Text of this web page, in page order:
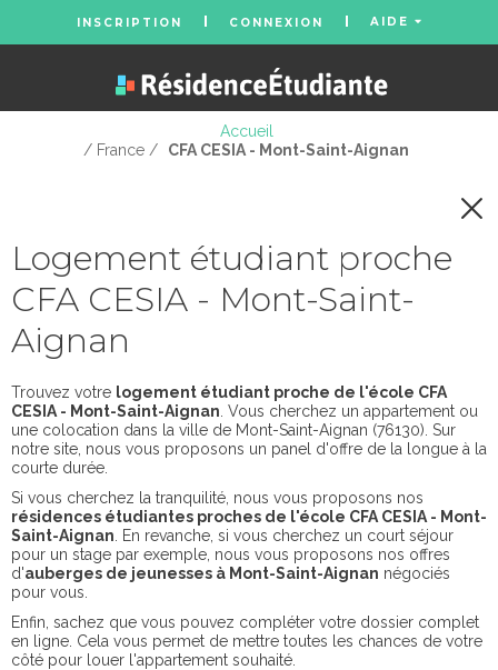
INSCRIPTION CONNEXION AIDE
Accueil
/ France /
CFA CESIA - Mont-Saint-Aignan
Logement étudiant proche
CFA CESIA - Mont-Saint-
Aignan
Trouvez votre logement étudiant proche de l'école CFA
CESIA - Mont-Saint-Aignan . Vous cherchez un appartement ou
une colocation dans la ville de Mont-Saint-Aignan (76130). Sur
notre site, nous vous proposons un panel d'offre de la longue à la
courte durée.
Si vous cherchez la tranquilité, nous vous proposons nos
résidences étudiantes proches de l'école CFA CESIA - Mont-
Saint-Aignan . En revanche, si vous cherchez un court séjour
pour un stage par exemple, nous vous proposons nos offres
d'auberges de jeunesses à Mont-Saint-Aignan négociés
pour vous.
Enfin, sachez que vous pouvez compléter votre dossier complet
en ligne. Cela vous permet de mettre toutes les chances de votre
côté pour louer l'appartement souhaité.